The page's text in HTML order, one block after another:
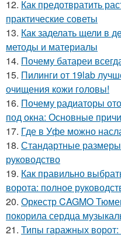
12. Как предотвратить
практические советы
13. Как заделать щели в
методы и материалы
14. Почему батареи
15. Пилинги от 19lab
очищения кожи головы!
16. Почему радиаторы
под окна: Основные
17. Где в Уфе можно
18. Стандартные
руководство
19. Как правильно
ворота: полное
20. Оркестр CAGMO
покорила сердца
21. Типы гаражных ворот: